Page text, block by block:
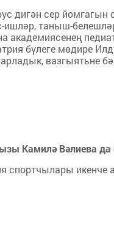
дигән сер
ишләр, таныш-
академиясенең
бүлеге мөдире
вазгыятьне
Камилә Вәлиева да
спортчылары икенче